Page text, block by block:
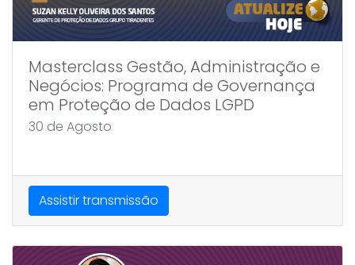
Masterclass Gestão, Administração e
Negócios: Programa de Governança
em Proteção de Dados LGPD
30 de Agosto
Assistir transmissão